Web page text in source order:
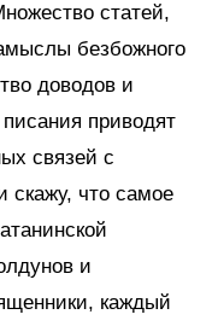
статей,
безбожного
доводов и
приводят
связей с
что самое
и
каждый